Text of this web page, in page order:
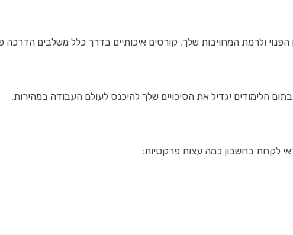
הפנוי ולרמת המחויבות שלך. קורסים איכותיים בדרך כלל משלבים
הלימודים יגדיל את הסיכויים שלך להיכנס לעולם העבודה במהירות.
לקחת בחשבון כמה עצות פרקטיות: